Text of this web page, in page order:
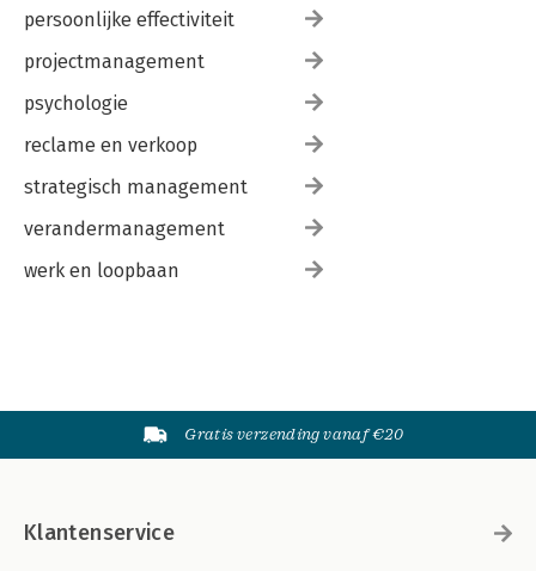
persoonlijke effectiviteit
projectmanagement
psychologie
reclame en verkoop
strategisch management
verandermanagement
werk en loopbaan
Gratis verzending vanaf €20
Klantenservice